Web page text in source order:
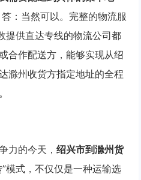
答：当然可以。完整的物流服
提供直达专线的物流公司都
合作配送方，能够实现从绍
滁州收货方指定地址的全程
力的今天，绍兴市到滁州货
模式，不仅仅是一种运输选